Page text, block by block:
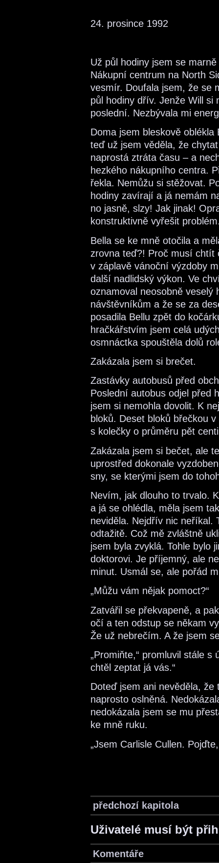
24. prosince 1992
Už půl hodiny jsem se
Nákupní centrum na North
vesmír. Doufala jsem, že se
půl hodiny dřív. Jenže Will si
poslední. Nezbývala mi
Doma jsem bleskově
teď už jsem věděla, že
naprostá ztráta času – a
hezkého nákupního centra.
řekla. Nemůžu si stěžovat.
hodiny zavírají a já nemám
no jasně, slzy! Jak jinak!
konstruktivně vyřešit
Bella se ke mně otočila a
zrovna teď?! Proč musí chtít
v záplavě vánoční výzdoby
další nadlidský výkon. Ve
oznamoval neosobně
návštěvníkům a že se za
posadila Bellu zpět do
hračkářstvím jsem celá
osmnáctka spouštěla dolů
Zakázala jsem si brečet.
Zastávky autobusů před
Poslední autobus odjel před
jsem si nemohla dovolit. K
bloků. Deset bloků břečkou
s kolečky o průměru pět
Zakázala jsem si bečet, ale
uprostřed dokonale
sny, se kterými jsem do
Nevím, jak dlouho to trvalo.
a já se ohlédla, měla jsem
neviděla. Nejdřív nic neříkal.
odtažitě. Což mě zvláštně
jsem byla zvyklá. Tohle bylo
doktorovi. Je příjemný, ale
minut. Usmál se, ale pořád
„Můžu vám nějak pomoct?“
Zatvářil se překvapeně, a
očí a ten odstup se někam
Že už nebrečím. A že jsem
„Promiňte,“ promluvil stále s
chtěl zeptat já vás.“
Doteď jsem ani nevěděla,
naprosto oslněná.
nedokázala jsem se mu
ke mně ruku.
„Jsem Carlisle Cullen.
předchozí kapitola
Uživatelé musí být
Komentáře